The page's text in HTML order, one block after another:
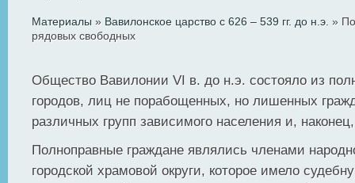
Материалы » Вавилонское царство с 626 – 539 гг. до н.э. »
рядовых свободных
Общество Вавилонии VI в. до н.э. состояло из
городов, лиц не порабощенных, но лишенных
различных групп зависимого населения и,
Полноправные граждане являлись членами
городской храмовой округи, которое имело